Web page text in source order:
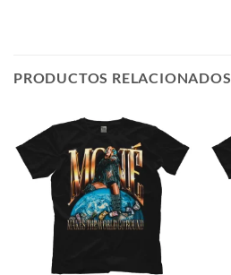
PRODUCTOS RELACIONADOS